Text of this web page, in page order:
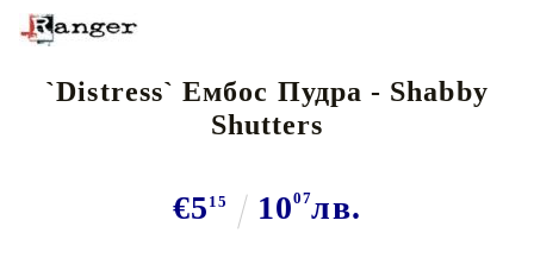
`Distress` Ембос Пудра - Shabby
Shutters
€5 15 1007лв.